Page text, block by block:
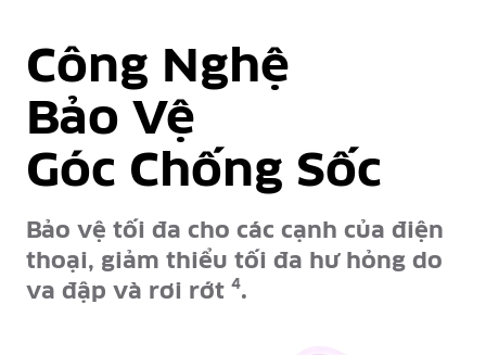
Công Nghệ
Bảo Vệ
Góc Chống Sốc
Bảo vệ tối đa cho các cạnh của điện
thoại, giảm thiểu tối đa hư hỏng do
va đập và rơi rớt 4.